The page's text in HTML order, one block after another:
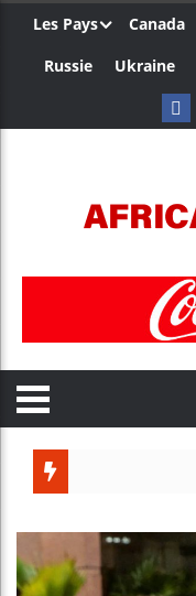
Les Pays Canada
Russie
Ukraine